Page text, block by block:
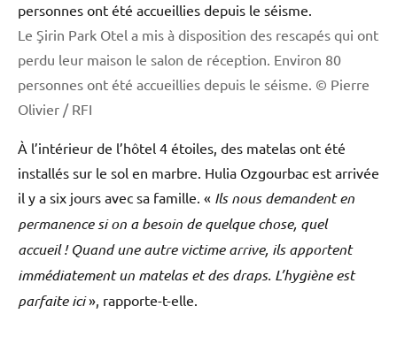
Le Şirin Park Otel a mis à disposition des rescapés qui ont
perdu leur maison le salon de réception. Environ 80
personnes ont été accueillies depuis le séisme. © Pierre
Olivier / RFI
À l’intérieur de l’hôtel 4 étoiles, des matelas ont été
installés sur le sol en marbre. Hulia Ozgourbac est arrivée
il y a six jours avec sa famille. « Ils nous demandent en
permanence si on a besoin de quelque chose, quel
accueil ! Quand une autre victime arrive, ils apportent
immédiatement un matelas et des draps. L’hygiène est
parfaite ici», rapporte-t-elle.